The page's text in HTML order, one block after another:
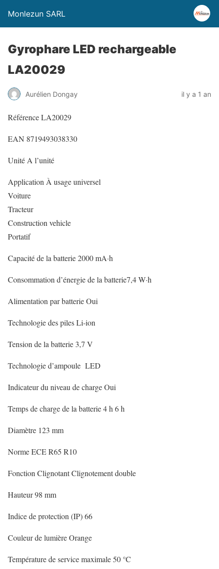
Monlezun SARL
Gyrophare LED rechargeable
LA20029
Aurélien Dongay il y a 1 an
Référence LA20029
EAN 8719493038330
Unité A l’unité
Application À usage universel
Voiture
Tracteur
Construction vehicle
Portatif
Capacité de la batterie 2000 mA·h
Consommation d’énergie de la batterie7,4 W·h
Alimentation par batterie Oui
Technologie des piles Li-ion
Tension de la batterie 3,7 V
Technologie d’ampoule LED
Indicateur du niveau de charge Oui
Temps de charge de la batterie 4 h 6 h
Diamètre 123 mm
Norme ECE R65 R10
Fonction Clignotant Clignotement double
Hauteur 98 mm
Indice de protection (IP) 66
Couleur de lumière Orange
Température de service maximale 50 °C